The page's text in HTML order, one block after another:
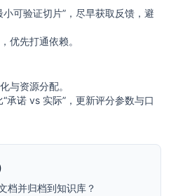
可验证切片”，尽早获取反馈，避
优先打通依赖。
与资源分配。
承诺 vs 实际”，更新评分参数与口
档并归档到知识库？